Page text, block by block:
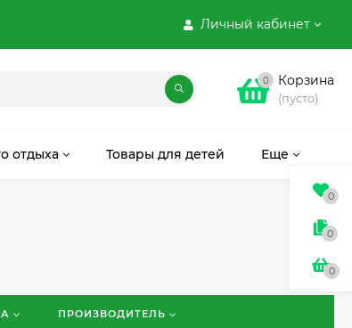
Личный кабинет
0 Корзина
(пусто)
отдыха Товары для детей Еще
ПРОИЗВОДИТЕЛЬ
0
0
0